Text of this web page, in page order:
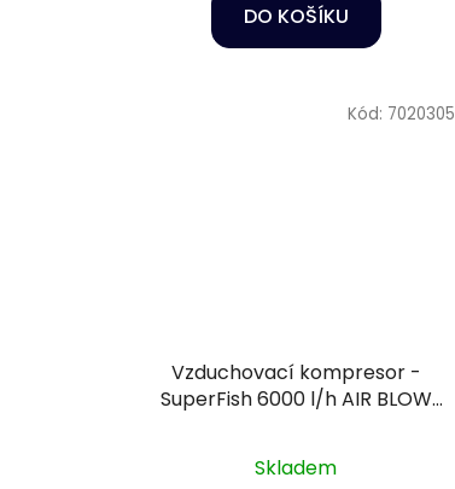
DO KOŠÍKU
Vzduchovací kompresor -
SuperFish 6000 l/h AIR BLOW
Skladem
Kód: 7020305